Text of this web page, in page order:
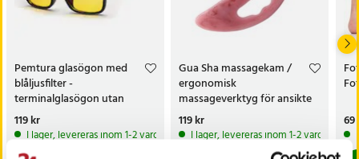
Pemtura glasögon med
blåljusfilter -
terminalglasögon utan
styrka
Pris:119 kr
119 kr
I lager, levereras inom 1-2 vardagar
Gua Sha massagekam /
ergonomisk
massageverktyg för ansikte
och kropp
Pris:119 kr
119 kr
I lager, levereras inom 1-2 vardagar
69